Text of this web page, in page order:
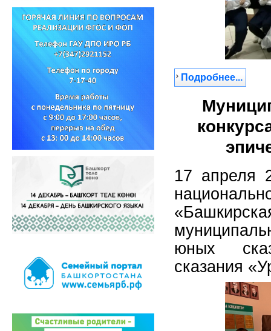
Подробнее...
17 апреля
юных
сказания